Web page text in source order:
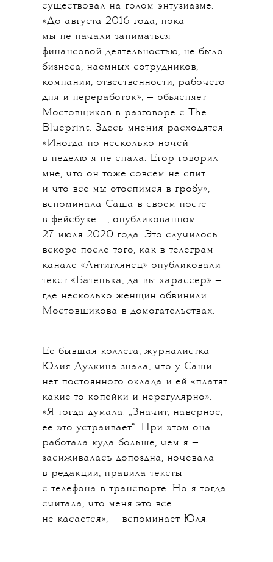
существовал на голом энтузиазме.
«До августа 2016 года, пока
мы не начали заниматься
финансовой деятельностью, не было
бизнеса, наемных сотрудников,
компании, отвественности, рабочего
дня и переработок», — объясняет
Мостовщиков в разговоре с The
Blueprint. Здесь мнения расходятся.
«Иногда по несколько ночей
в неделю я не спала. Егор говорил
мне, что он тоже совсем не спит
и что все мы отоспимся в гробу», —
вспоминала Саша в своем посте
в фейсбуке
, опубликованном
27 июля 2020 года. Это случилось
вскоре после того, как в телеграм-
канале «Антиглянец» опубликовали
текст «Батенька, да вы харассер» —
где несколько женщин обвинили
Мостовщикова в домогательствах.
Ее бывшая коллега, журналистка
Юлия Дудкина знала, что у Саши
нет постоянного оклада и ей «платят
какие-то копейки и нерегулярно».
«Я тогда думала: „Значит, наверное,
ее это устраивает“. При этом она
работала куда больше, чем я —
засиживалась допоздна, ночевала
в редакции, правила тексты
с телефона в транспорте. Но я тогда
считала, что меня это все
не касается», — вспоминает Юля.